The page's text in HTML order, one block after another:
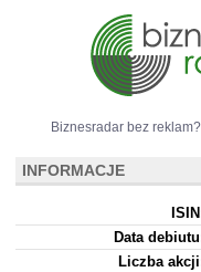
Biznesradar bez reklam?
INFORMACJE
Data
Liczba